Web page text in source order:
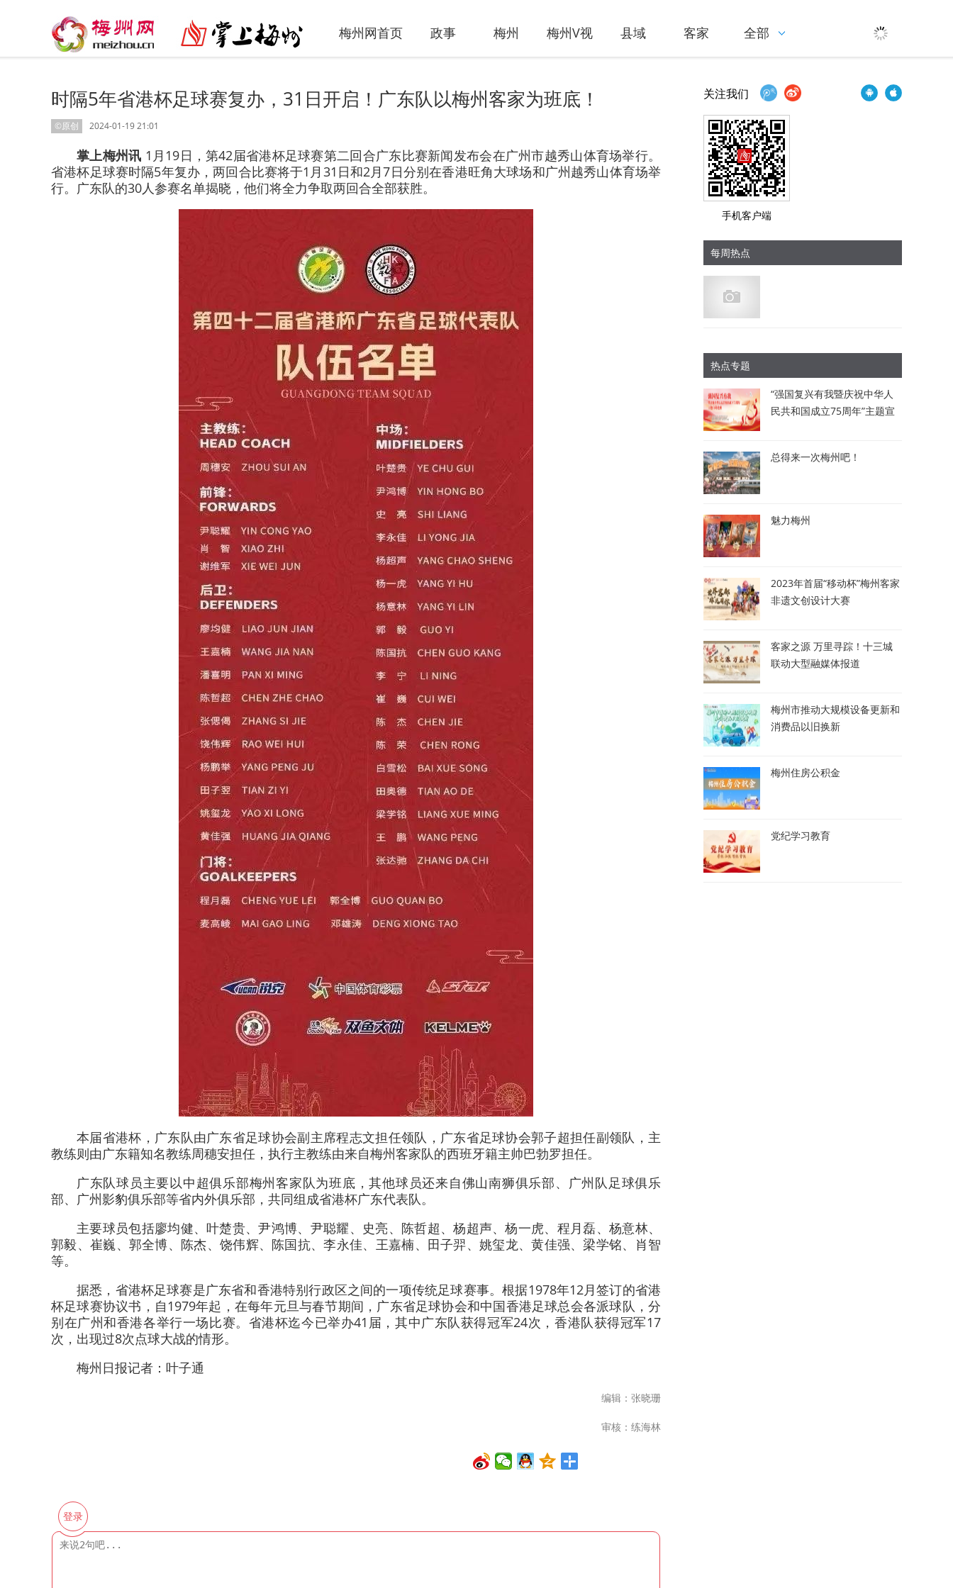
梅州网首页 政事 梅州 梅州V视 县域 客家 全部
时隔5年省港杯足球赛复办，31日开启！广东队以梅州客家为班底！
©原创 2024-01-19 21:01
掌上梅州讯 1月19日，第42届省港杯足球赛第二回合广东比赛新闻发布会在广州市越秀山体育场举行。
省港杯足球赛时隔5年复办，两回合比赛将于1月31日和2月7日分别在香港旺角大球场和广州越秀山体育场举
行。广东队的30人参赛名单揭晓，他们将全力争取两回合全部获胜。
本届省港杯，广东队由广东省足球协会副主席程志文担任领队，广东省足球协会郭子超担任副领队，主
教练则由广东籍知名教练周穗安担任，执行主教练由来自梅州客家队的西班牙籍主帅巴勃罗担任。
广东队球员主要以中超俱乐部梅州客家队为班底，其他球员还来自佛山南狮俱乐部、广州队足球俱乐
部、广州影豹俱乐部等省内外俱乐部，共同组成省港杯广东代表队。
主要球员包括廖均健、叶楚贵、尹鸿博、尹聪耀、史亮、陈哲超、杨超声、杨一虎、程月磊、杨意林、
郭毅、崔巍、郭全博、陈杰、饶伟辉、陈国抗、李永佳、王嘉楠、田子羿、姚玺龙、黄佳强、梁学铭、肖智
等。
据悉，省港杯足球赛是广东省和香港特别行政区之间的一项传统足球赛事。根据1978年12月签订的省港
杯足球赛协议书，自1979年起，在每年元旦与春节期间，广东省足球协会和中国香港足球总会各派球队，分
别在广州和香港各举行一场比赛。省港杯迄今已举办41届，其中广东队获得冠军24次，香港队获得冠军17
次，出现过8次点球大战的情形。
梅州日报记者：叶子通
编辑：张晓珊
审核：练海林
登录
关注我们
手机客户端
每周热点
热点专题
“强国复兴有我暨庆祝中华人
民共和国成立75周年”主题宣
总得来一次梅州吧！
魅力梅州
2023年首届“移动杯”梅州客家
非遗文创设计大赛
客家之源 万里寻踪！十三城
联动大型融媒体报道
梅州市推动大规模设备更新和
消费品以旧换新
梅州住房公积金
党纪学习教育